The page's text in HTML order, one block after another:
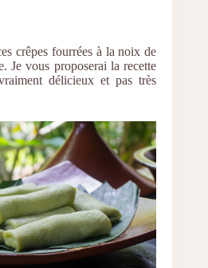
crêpes fourrées à la noix de
Je vous proposerai la recette
délicieux et pas très